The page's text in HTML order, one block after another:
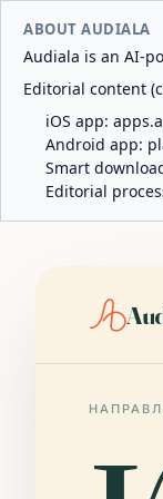
ABOUT AUDIALA
Audiala is an AI-
Editorial content
iOS app:
Android app:
Smart
Editorial